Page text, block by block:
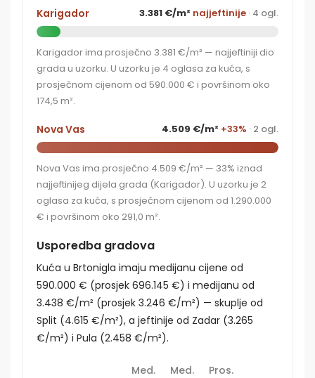
Karigador 3.381 €/m² najjeftinije · 4 ogl.
Karigador ima prosječno 3.381 €/m² — najjeftiniji dio
grada u uzorku. U uzorku je 4 oglasa za kuća, s
prosječnom cijenom od 590.000 € i površinom oko
174,5 m².
Nova Vas 4.509 €/m² +33% · 2 ogl.
Nova Vas ima prosječno 4.509 €/m² — 33% iznad
najjeftinijeg dijela grada (Karigador). U uzorku je 2
oglasa za kuća, s prosječnom cijenom od 1.290.000
€ i površinom oko 291,0 m².
Usporedba gradova
Kuća u Brtonigla imaju medijanu cijene od
590.000 € (prosjek 696.145 €) i medijanu od
3.438 €/m² (prosjek 3.246 €/m²) — skuplje od
Split (4.615 €/m²), a jeftinije od Zadar (3.265
€/m²) i Pula (2.458 €/m²).
Med. Med. Pros.